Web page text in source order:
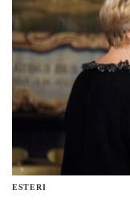
ESTERI